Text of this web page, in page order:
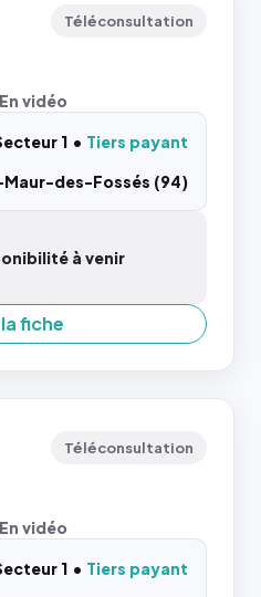
Téléconsultation
vidéo
1
Tiers payant
des-Fossés (94)
à venir
fiche
Téléconsultation
vidéo
1
Tiers payant